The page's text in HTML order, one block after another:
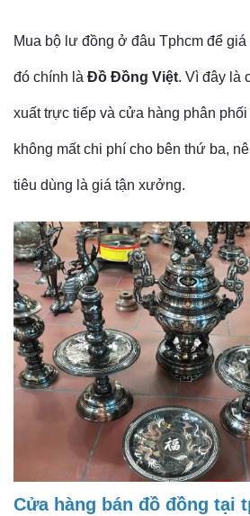
Mua bộ lư đồng ở đâu Tphcm để giá
đó chính là Đồ Đồng Việt. Vì đây là
xuất trực tiếp và cửa hàng phân phối
không mất chi phí cho bên thứ ba,
tiêu dùng là giá tận xưởng.
Cửa hàng bán đồ đồng tại